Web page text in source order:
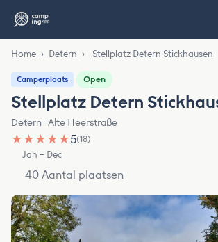
Home › Detern › Stellplatz Detern Stickhausen
Camperplaats Open
Stellplatz Detern
Detern · Alte Heerstraße
★ ★ ★ ★ ★5(18)
Jan – Dec
40 Aantal plaatsen